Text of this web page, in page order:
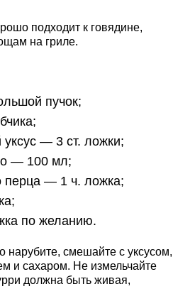
подходит к говядине,
на гриле.
пучок;
— 3 ст. ложки;
— 100 мл;
перца — 1 ч. ложка;
по желанию.
нарубите, смешайте с уксусом,
и сахаром. Не измельчайте
должна быть живая,